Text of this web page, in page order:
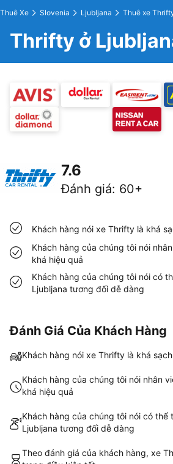
Thuê Xe Slovenia Ljubljana Thuê xe
Thrifty ở
7.6
Đánh giá: 60+
Khách hàng nói xe Thrifty là khá
Khách hàng của chúng tôi nói
khá hiệu quả
Khách hàng của chúng tôi nói có
Ljubljana tương đối dễ dàng
Đánh Giá Của Khách Hàng
Khách hàng nói xe Thrifty là khá
Khách hàng của chúng tôi nói nhân
khá hiệu quả
Khách hàng của chúng tôi nói có thể
Ljubljana tương đối dễ dàng
Theo đánh giá của khách hàng, xe